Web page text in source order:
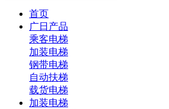
首页
广日产品
乘客电梯
加装电梯
钢带电梯
自动扶梯
载货电梯
加装电梯